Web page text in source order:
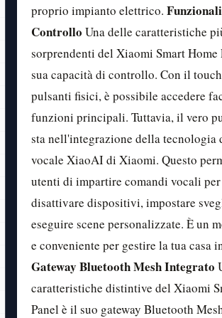
proprio impianto elettrico.
Controllo Una delle caratteristiche
sorprendenti del Xiaomi Smart Home
sua capacità di controllo. Con il
pulsanti fisici, è possibile accedere
funzioni principali. Tuttavia, il vero
sta nell'integrazione della tecnologia
vocale XiaoAI di Xiaomi. Questo
utenti di impartire comandi vocali
disattivare dispositivi, impostare
eseguire scene personalizzate. È un
e conveniente per gestire la tua casa
Gateway Bluetooth Mesh Integrato
caratteristiche distintive del Xiaomi
Panel è il suo gateway Bluetooth